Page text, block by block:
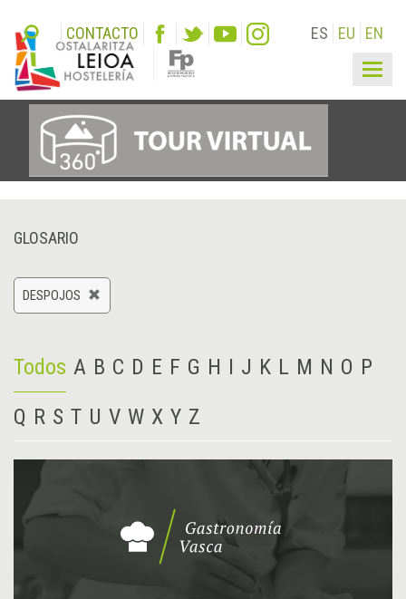
CONTACTO ES EU EN
GLOSARIO
DESPOJOS
Todos A B C D E F G H I J K L M N O P
Q R S T U V W X Y Z